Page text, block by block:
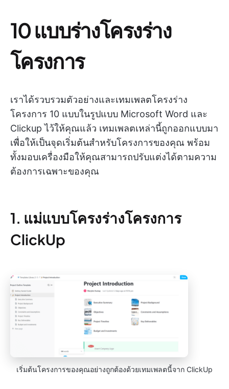
10 แบบร่างโครงร่าง
โครงการ
เราได้รวบรวมตัวอย่างและเทมเพลตโครงร่าง
โครงการ 10 แบบในรูปแบบ Microsoft Word และ
Clickup ไว้ให้คุณแล้ว เทมเพลตเหล่านี้ถูกออกแบบมา
เพื่อให้เป็นจุดเริ่มต้นสำหรับโครงการของคุณ พร้อม
ทั้งมอบเครื่องมือให้คุณสามารถปรับแต่งได้ตามความ
ต้องการเฉพาะของคุณ
1. แม่แบบโครงร่างโครงการ
ClickUp
เริ่มต้นโครงการของคุณอย่างถูกต้องด้วยเทมเพลตนี้จาก ClickUp